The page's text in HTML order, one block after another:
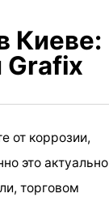
Киеве:
Grafix
от коррозии,
это актуально
торговом